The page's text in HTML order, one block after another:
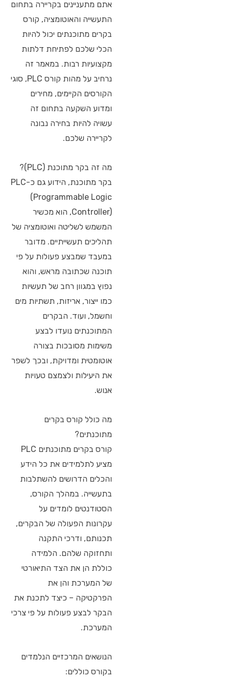
אתם מתעניינים בקריירה בתחום
התעשייה והאוטומציה, קורס
בקרים מתוכנתים יכול להיות
הכלי שלכם לפתיחת דלתות
מקצועיות רבות. במאמר זה
נרחיב על מהות קורס PLC, סוגי
הקורסים הקיימים, מחירים
ומדוע השקעה בתחום זה
עשויה להיות בחירה נבונה
לקריירה שלכם.
מה זה בקר מתוכנת (PLC)?
בקר מתוכנת, הידוע גם כ-PLC
(Programmable Logic
Controller), הוא מכשיר
המשמש לשליטה ואוטומציה של
תהליכים תעשייתיים. מדובר
במעבד שמבצע פעולות על פי
תוכנה שכתובה מראש, והוא
נפוץ במגוון רחב של תעשיות
כמו ייצור, אריזות, תשתיות מים
וחשמל, ועוד. הבקרים
המתוכנתים נועדו לבצע
משימות מסובכות בצורה
אוטומטית ומדויקת, ובכך לשפר
את היעילות ולצמצם טעויות
אנוש.
מה כולל קורס בקרים
מתוכנתים?
קורס בקרים מתוכנתים PLC
מציע לתלמידים את כל הידע
והכלים הדרושים להשתלבות
בתעשייה. במהלך הקורס,
הסטודנטים לומדים על
עקרונות הפעולה של הבקרים,
תכנותם, ודרכי התקנה
ותחזוקה שלהם. הלמידה
כוללת הן את הצד התיאורטי
של המערכת והן את
הפרקטיקה – כיצד לתכנת את
הבקר לבצע פעולות על פי צרכי
המערכת.
הנושאים המרכזיים הנלמדים
בקורס כוללים: